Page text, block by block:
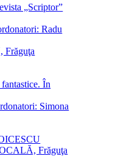
„Scriptor”
Radu
Frăguţa
În
Simona
Frăguţa